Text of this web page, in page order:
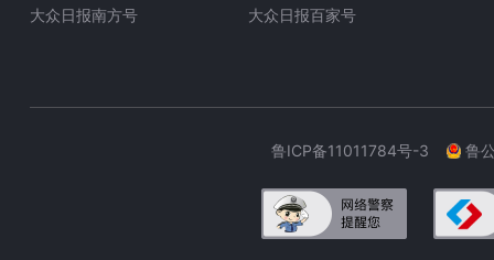
大众日报南方号
大众日报百家号
鲁ICP备11011784号-3 鲁